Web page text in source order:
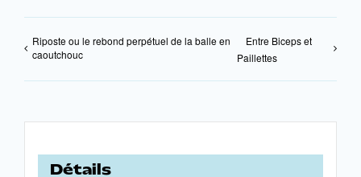
Riposte ou le rebond perpétuel de la balle en
caoutchouc
Entre Biceps et
Paillettes
Détails